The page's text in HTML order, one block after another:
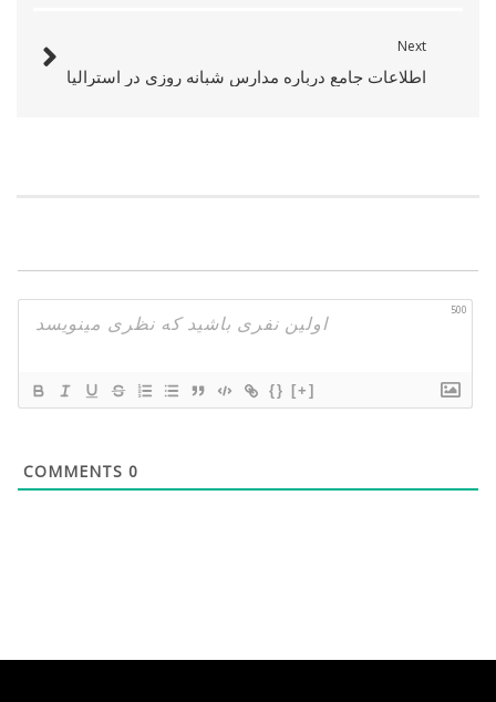
Next
اطلاعات جامع درباره مدارس شبانه روزی در استرالیا
500
{} [+]
0